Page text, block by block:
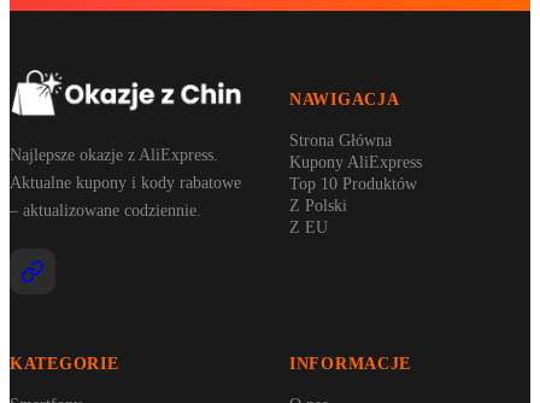
Najlepsze okazje z AliExpress.
Aktualne kupony i kody rabatowe
– aktualizowane codziennie.
NAWIGACJA
Strona Główna
Kupony AliExpress
Top 10 Produktów
Z Polski
Z EU
KATEGORIE INFORMACJE